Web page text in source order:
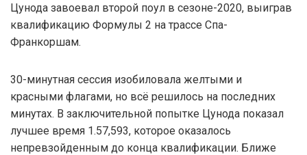
Цунода завоевал второй поул в сезоне-2020, выиграв
квалификацию Формулы 2 на трассе Спа-
Франкоршам.
30-минутная сессия изобиловала желтыми и
красными флагами, но всё решилось на последних
минутах. В заключительной попытке Цунода показал
лучшее время 1.57,593, которое оказалось
непревзойденным до конца квалификации. Ближе